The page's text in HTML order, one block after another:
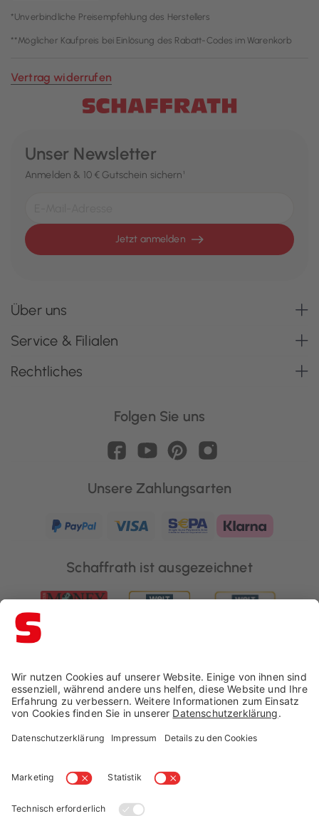
*Unverbindliche Preisempfehlung des Herstellers
**Möglicher Kaufpreis bei Einlösung des Rabatt-Codes im Warenkorb
Vertrag widerrufen
Unser Newsletter
Anmelden & 10 € Gutschein sichern¹
Jetzt anmelden
Über uns
Service & Filialen
Rechtliches
Folgen Sie uns
Unsere Zahlungsarten
Schaffrath ist ausgezeichnet